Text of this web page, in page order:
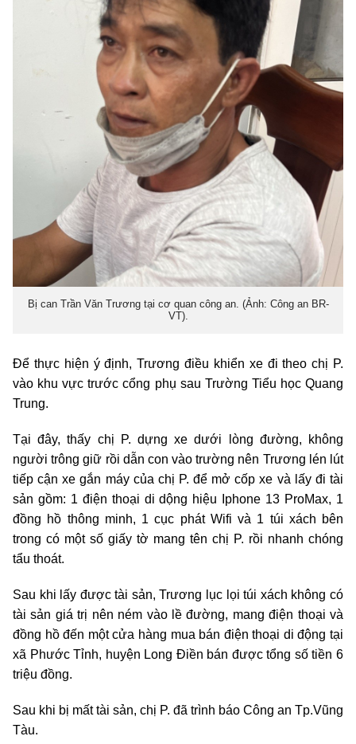
Bị can Trần Văn Trương tại cơ quan công an. (Ảnh: Công an BR-
VT).
Để thực hiện ý định, Trương điều khiển xe đi theo chị P.
vào khu vực trước cổng phụ sau Trường Tiểu học Quang
Trung.
Tại đây, thấy chị P. dựng xe dưới lòng đường, không
người trông giữ rồi dẫn con vào trường nên Trương lén lút
tiếp cận xe gắn máy của chị P. để mở cốp xe và lấy đi tài
sản gồm: 1 điện thoại di dộng hiệu Iphone 13 ProMax, 1
đồng hồ thông minh, 1 cục phát Wifi và 1 túi xách bên
trong có một số giấy tờ mang tên chị P. rồi nhanh chóng
tẩu thoát.
Sau khi lấy được tài sản, Trương lục lọi túi xách không có
tài sản giá trị nên ném vào lề đường, mang điện thoại và
đồng hồ đến một cửa hàng mua bán điện thoại di động tại
xã Phước Tỉnh, huyện Long Điền bán được tổng số tiền 6
triệu đồng.
Sau khi bị mất tài sản, chị P. đã trình báo Công an Tp.Vũng
Tàu.